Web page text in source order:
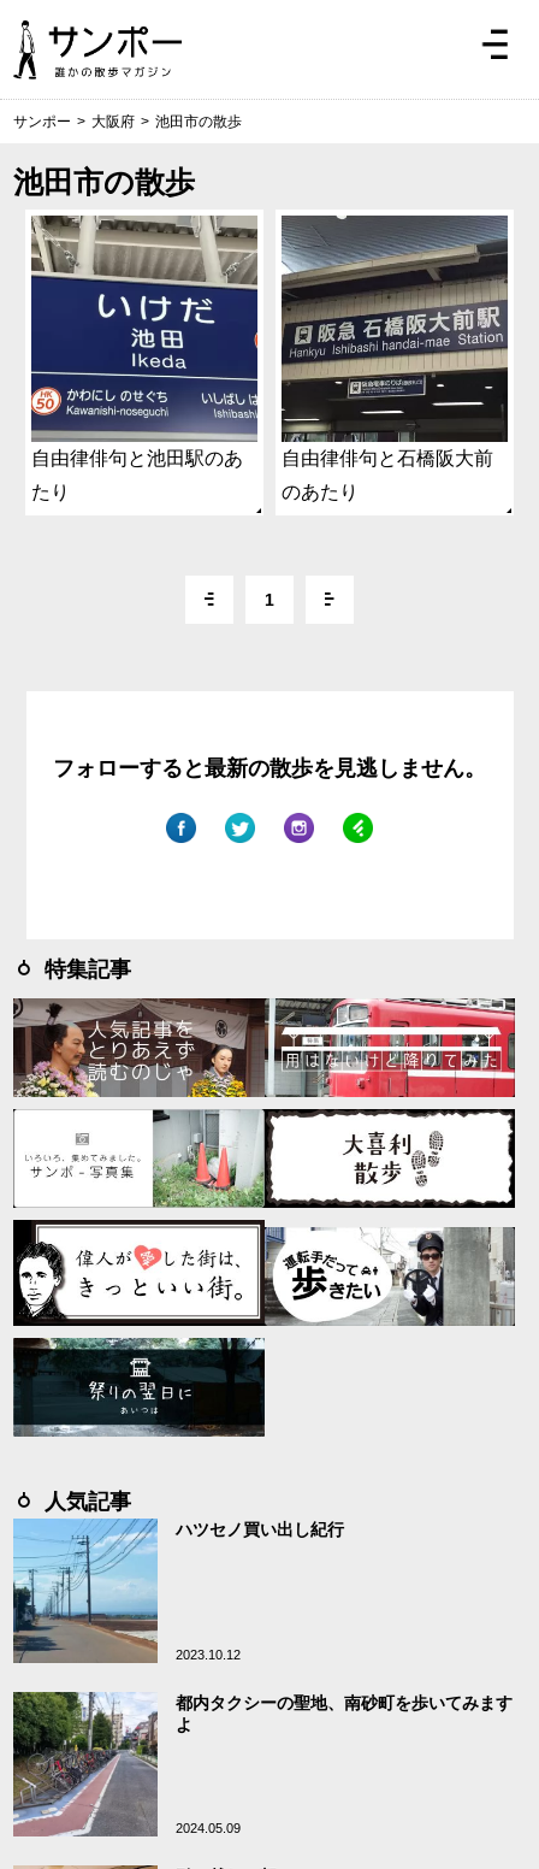
サンポー > 大阪府 > 池田市の散歩
池田市の散歩
自由律俳句と池田駅のあ
たり
自由律俳句と石橋阪大前
のあたり
1
フォローすると最新の散歩を見逃しません。
特集記事
人気記事
ハツセノ買い出し紀行
2023.10.12
都内タクシーの聖地、南砂町を歩いてみます
よ
2024.05.09